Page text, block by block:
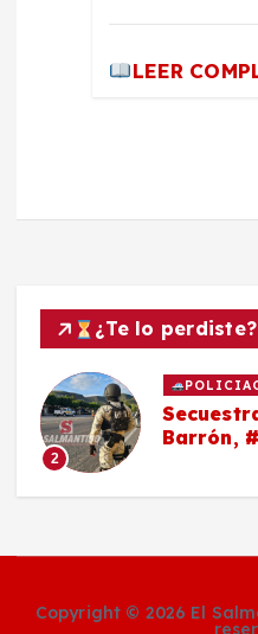
LEER
¿Te lo perdiste?
2
Barrón,
Copyright © 2026 El